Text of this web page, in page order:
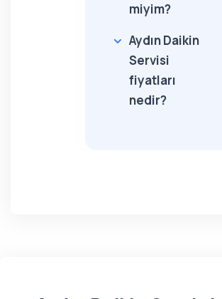
miyim?
Aydın Daikin
Servisi
fiyatları
nedir?